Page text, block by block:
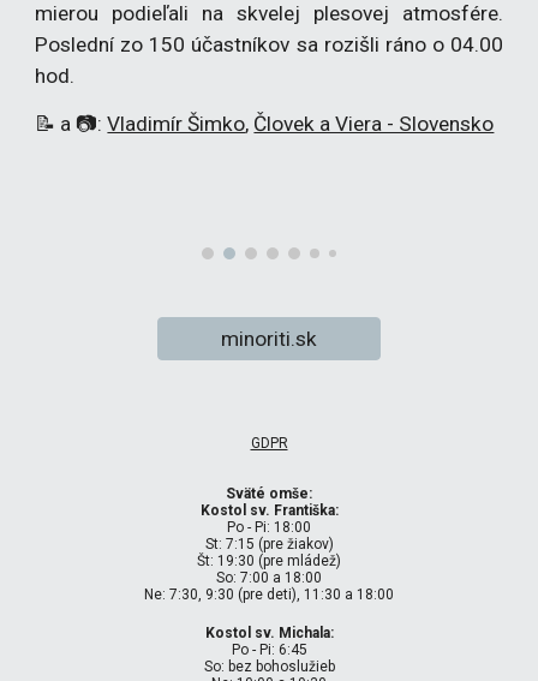
mierou podieľali na skvelej plesovej atmosfére.
Poslední zo 150 účastníkov sa rozišli ráno o 04.00
hod.
📝 a 📷:Vladimír Šimko, Človek a Viera - Slovensko
minoriti.sk
GDPR
Sväté omše:
Kostol sv. Františka:
Po - Pi: 18:00
St: 7:15 (pre žiakov)
Št: 19:30 (pre mládež)
So: 7:00 a 18:00
Ne: 7:30, 9:30 (pre deti), 11:30 a 18:00
Kostol sv. Michala:
Po - Pi: 6:45
So: bez bohoslužieb